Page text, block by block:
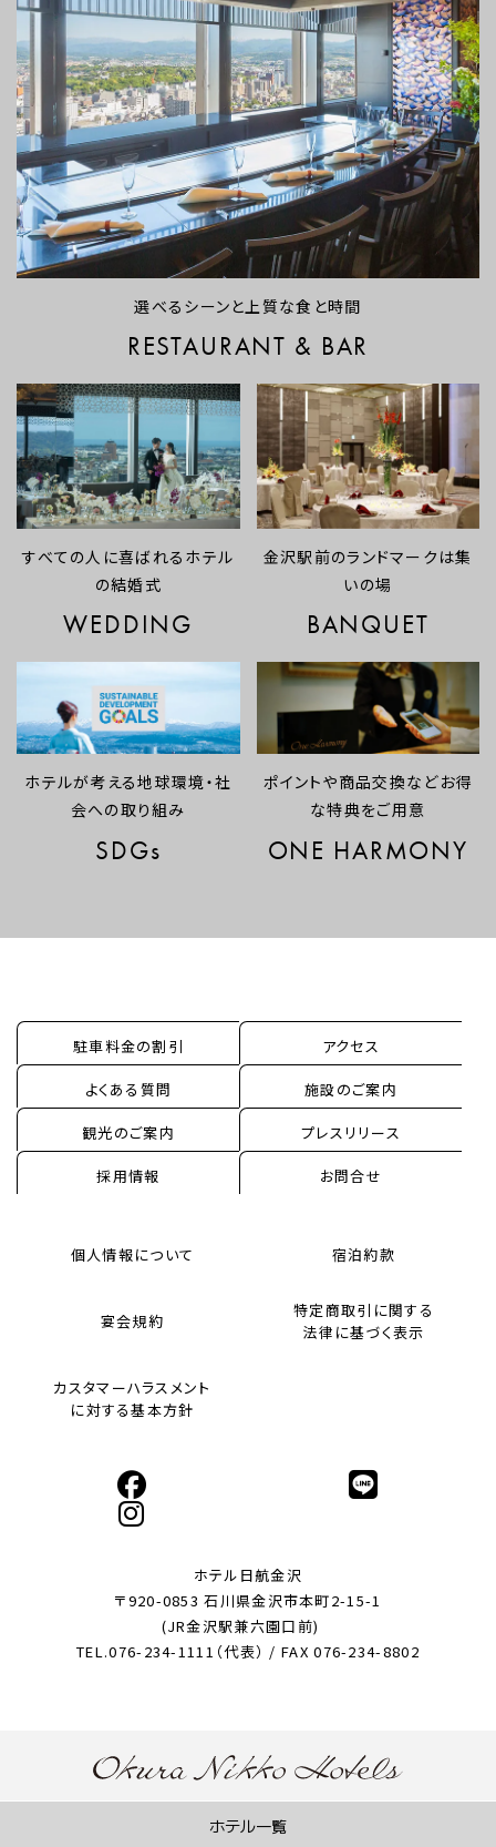
選べるシーンと上質な食と時間
RESTAURANT & BAR
すべての人に喜ばれるホテル
の結婚式
WEDDING
金沢駅前のランドマークは集
いの場
BANQUET
ホテルが考える地球環境・社
会への取り組み
SDGs
ポイントや商品交換などお得
な特典をご用意
ONE HARMONY
駐車料金の割引 アクセス
よくある質問 施設のご案内
観光のご案内 プレスリリース
採用情報 お問合せ
個人情報について 宿泊約款
宴会規約
特定商取引に関する
法律に基づく表示
カスタマーハラスメント
に対する基本方針
ホテル日航金沢
〒920-0853 石川県金沢市本町2-15-1
(JR金沢駅兼六園口前)
TEL.076-234-1111（代表） / FAX 076-234-8802